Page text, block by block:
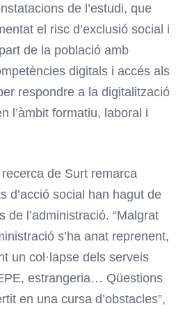
de l’estudi, que
el risc d’exclusió social i
de la població amb
digitals i accés als
respondre a la digitalització
l’àmbit formatiu, laboral i
recerca de Surt remarca
d’acció social han hagut de
de l’administració. “Malgrat
s’ha anat reprenent,
un col·lapse dels serveis
estrangeria… Qüestions
en una cursa d’obstacles”,